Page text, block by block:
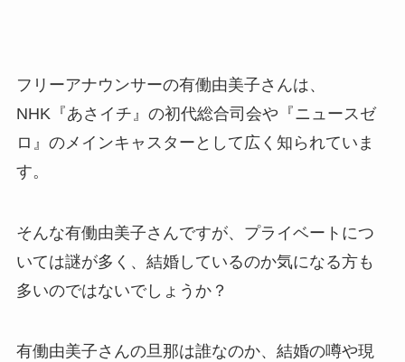
フリーアナウンサーの有働由美子さんは、
NHK『あさイチ』の初代総合司会や『ニュースゼ
ロ』のメインキャスターとして広く知られていま
す。
そんな有働由美子さんですが、プライベートにつ
いては謎が多く、結婚しているのか気になる方も
多いのではないでしょうか？
有働由美子さんの旦那は誰なのか、結婚の噂や現